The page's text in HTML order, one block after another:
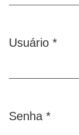
Usuário *
Senha *